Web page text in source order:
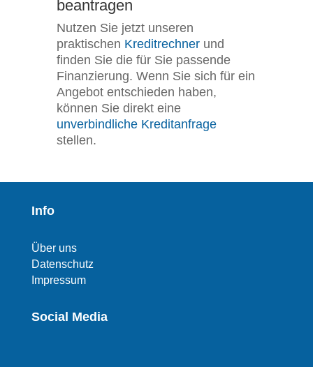
beantragen
Nutzen Sie jetzt unseren
praktischen Kreditrechnerund
finden Sie die für Sie passende
Finanzierung. Wenn Sie sich für ein
Angebot entschieden haben,
können Sie direkt eine
unverbindliche Kreditanfrage
stellen.
Info
Über uns
Datenschutz
Impressum
Social Media